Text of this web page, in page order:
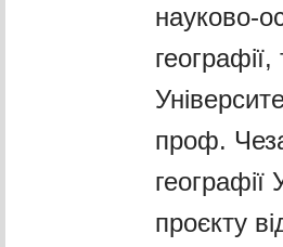
науково-
проф.
географії
проєкту